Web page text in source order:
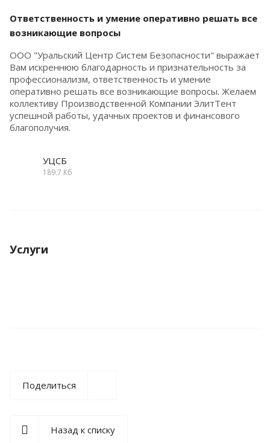
Ответственность и умение оперативно решать все
возникающие вопросы
ООО "Уральский Центр Систем Безопасности" выражает
Вам искреннюю благодарность и признательность за
профессионализм, ответственность и умение
оперативно решать все возникающие вопросы. Желаем
коллективу Производственной Компании ЭлитТент
успешной работы, удачных проектов и финансового
благополучия.
УЦСБ
189.7 Кб
Услуги
Поделиться
Назад к списку